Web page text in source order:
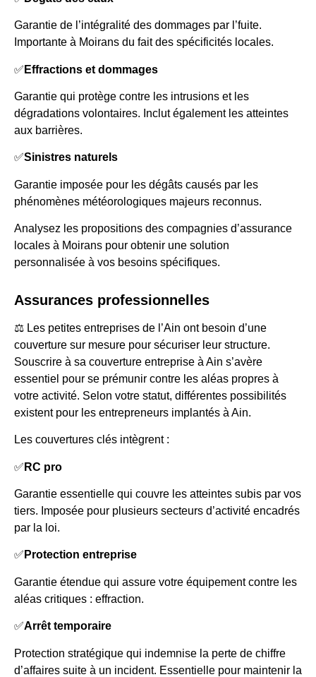
Garantie de l’intégralité des dommages par l’fuite.
Importante à Moirans du fait des spécificités locales.
✅ Effractions et dommages
Garantie qui protège contre les intrusions et les
dégradations volontaires. Inclut également les atteintes
aux barrières.
✅Sinistres naturels
Garantie imposée pour les dégâts causés par les
phénomènes météorologiques majeurs reconnus.
Analysez les propositions des compagnies d’assurance
locales à Moirans pour obtenir une solution
personnalisée à vos besoins spécifiques.
Assurances professionnelles
⚖️ Les petites entreprises de l’Ain ont besoin d’une
couverture sur mesure pour sécuriser leur structure.
Souscrire à sa couverture entreprise à Ain s’avère
essentiel pour se prémunir contre les aléas propres à
votre activité. Selon votre statut, différentes possibilités
existent pour les entrepreneurs implantés à Ain.
Les couvertures clés intègrent :
✅ RC pro
Garantie essentielle qui couvre les atteintes subis par vos
tiers. Imposée pour plusieurs secteurs d’activité encadrés
par la loi.
✅ Protection entreprise
Garantie étendue qui assure votre équipement contre les
aléas critiques : effraction.
✅Arrêt temporaire
Protection stratégique qui indemnise la perte de chiffre
d’affaires suite à un incident. Essentielle pour maintenir la